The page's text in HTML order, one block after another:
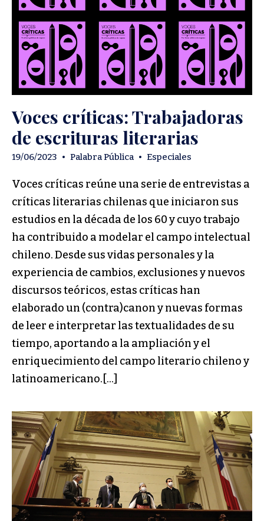
Voces críticas: Trabajadoras
de escrituras literarias
19/06/2023 • Palabra Pública • Especiales
Voces críticas reúne una serie de entrevistas a
críticas literarias chilenas que iniciaron sus
estudios en la década de los 60 y cuyo trabajo
ha contribuido a modelar el campo intelectual
chileno. Desde sus vidas personales y la
experiencia de cambios, exclusiones y nuevos
discursos teóricos, estas críticas han
elaborado un (contra)canon y nuevas formas
de leer e interpretar las textualidades de su
tiempo, aportando a la ampliación y el
enriquecimiento del campo literario chileno y
latinoamericano.[…]